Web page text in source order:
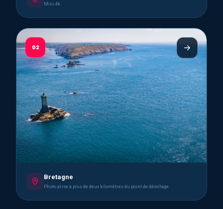
Mini 4k
02
Bretagne
Photo prise à plus de deux kilomètres du point de décollage